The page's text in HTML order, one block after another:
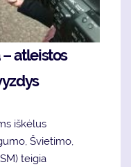
atleistos
iškėlus
Švietimo,
teigia